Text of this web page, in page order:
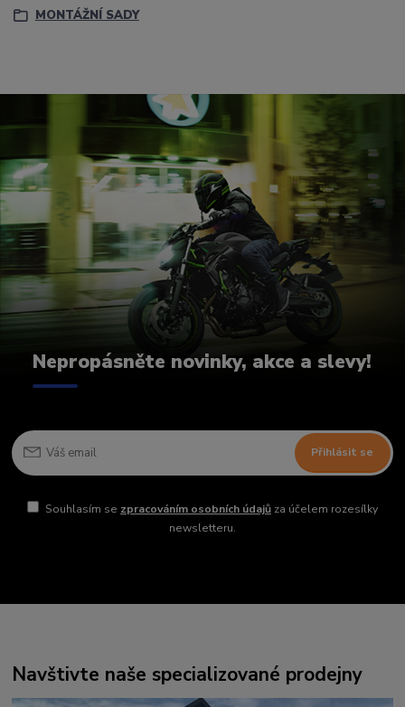
MONTÁŽNÍ SADY
Nepropásněte novinky, akce a slevy!
Přihlásit se
Souhlasím se zpracováním osobních údajůza účelem rozesílky
newsletteru.
Navštivte naše specializované prodejny